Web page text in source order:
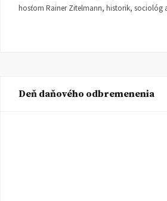
hosťom Rainer Zitelmann, historik, sociológ
Deň daňového odbremenenia